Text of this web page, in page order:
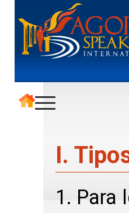
I.
1. Para